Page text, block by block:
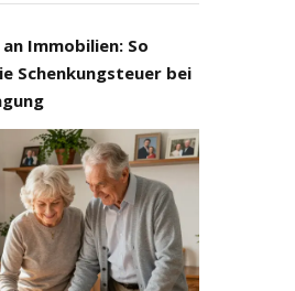
Immobilien: So
Schenkungsteuer bei